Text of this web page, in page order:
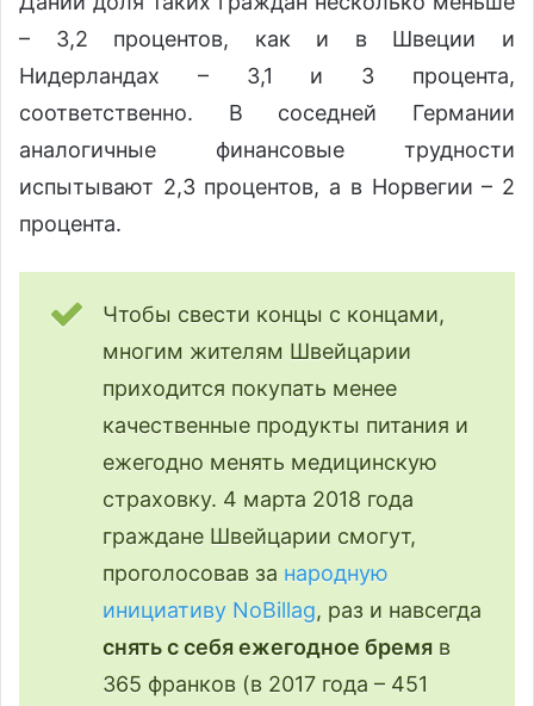
– 3,2 процентов, как и в Швеции и
Нидерландах – 3,1 и 3 процента,
соответственно. В соседней Германии
аналогичные финансовые трудности
испытывают 2,3 процентов, а в Норвегии – 2
процента.
Чтобы свести концы с концами,
многим жителям Швейцарии
приходится покупать менее
качественные продукты питания и
ежегодно менять медицинскую
страховку. 4 марта 2018 года
граждане Швейцарии смогут,
проголосовав за народную
инициативу NoBillag, раз и навсегда
снять с себя ежегодное бремя в
365 франков (в 2017 года – 451